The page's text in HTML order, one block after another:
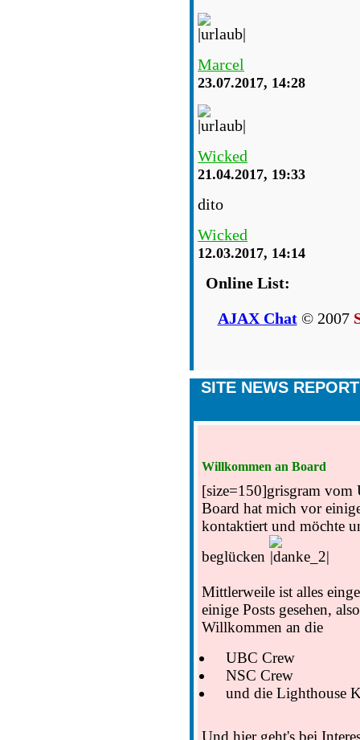
Marcel
23.07.2017, 14:28
Wicked
21.04.2017, 19:33
dito
Wicked
12.03.2017, 14:14
Online List:
AJAX Chat© 2007
SITE NEWS
Willkommen an Board
[size=150]grisgram vom
Board hat mich vor
kontaktiert und möchte
beglücken
Mittlerweile ist alles
einige Posts gesehen,
Willkommen an die
UBC Crew
NSC Crew
und die Lighthouse
Und hier geht's bei